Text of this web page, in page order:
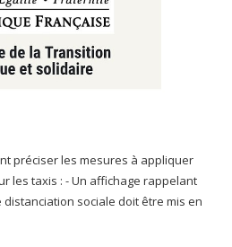
préciser les mesures à appliquer
les taxis : - Un affichage rappelant
distanciation sociale doit être mis en